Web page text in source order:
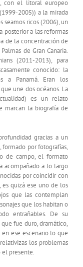
con el litoral europeo
2005)) a la mirada
seamos ricos (2006), un
posterior a las reformas
de la concentración de
de Gran Canaria.
(2011-2013), para
conocido: la
a Panamá. Eran los
une dos océanos. La
es un relato
marcan la biografía de
gracias a un
por fotografías,
de campo, el formato
acompañado a lo largo
por coincidir con
quizá ese uno de los
que las contemplan
que los habitan o
entrañables. De su
fue duro, dramático,
ese escenario lo que
los problemas
el presente.